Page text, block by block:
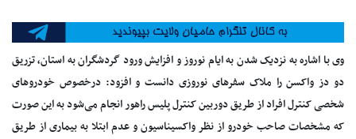
وی با اشاره به نزدیک شدن به ایام نوروز و افزایش ورود گردشگران به استان، تزریق
دو دز واکسن را ملاک سفر‌های نوروزی دانست و افزود: درخصوص خودرو‌های
شخصی کنترل افراد از طریق دوربین کنترل پلیس راهور انجام می‌شود به این صورت
که مشخصات صاحب خودرو از نظر واکسیناسیون و عدم ابتلا به بیماری از طریق